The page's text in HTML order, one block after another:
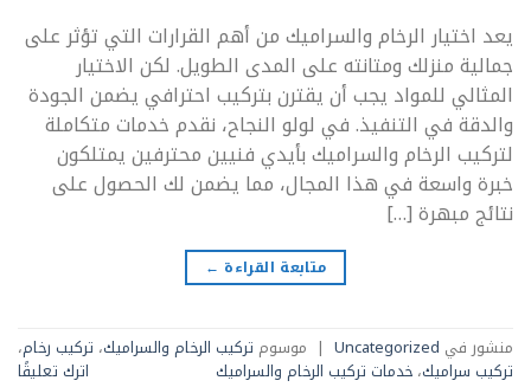
يعد اختيار الرخام والسراميك من أهم القرارات التي تؤثر على
جمالية منزلك ومتانته على المدى الطويل. لكن الاختيار
المثالي للمواد يجب أن يقترن بتركيب احترافي يضمن الجودة
والدقة في التنفيذ. في لولو النجاح، نقدم خدمات متكاملة
لتركيب الرخام والسراميك بأيدي فنيين محترفين يمتلكون
خبرة واسعة في هذا المجال، مما يضمن لك الحصول على
نتائج مبهرة […]
متابعة القراءة ←
منشور في Uncategorized
| موسوم تركيب الرخام والسراميك، تركيب رخام،
تركيب سراميك، خدمات تركيب الرخام والسراميك اترك تعليقًا